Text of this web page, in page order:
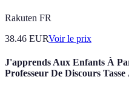
Rakuten FR
38.46 EURVoir le prix
J'apprends Aux Enfants À
Professeur De Discours